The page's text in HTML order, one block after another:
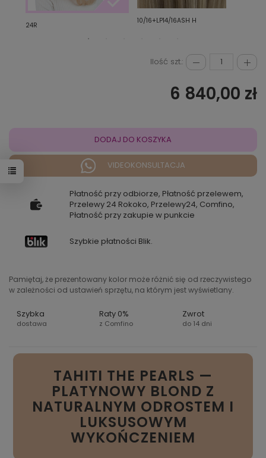
24R
10/16+LP14/16ASH H
Ilość szt.:
6 840,00 zł
DODAJ DO KOSZYKA
VIDEOKONSULTACJA
Płatność przy odbiorze, Płatność przelewem,
Przelewy 24 Rokoko, Przelewy24, Comfino,
Płatność przy zakupie w punkcie
Szybkie płatności Blik.
Pamiętaj, że prezentowany kolor może różnić się od rzeczywistego
w zależności od ustawień sprzętu, na którym jest wyświetlany.
Szybka
dostawa
Raty 0%
z Comfino
Zwrot
do 14 dni
TAHITI THE PEARLS —
PLATYNOWY BLOND Z
NATURALNYM ODROSTEM I
LUKSUSOWYM
WYKOŃCZENIEM